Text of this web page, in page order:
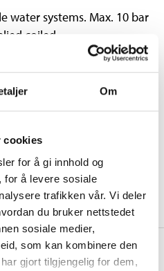
Om
cookies
for å gi innhold og
for å levere sosiale
trafikken vår. Vi deler
du bruker nettstedet
sosiale medier,
som kan kombinere den
gjort tilgjengelig for dem,
water systems. Max. 10 bar
coiled.
100 m